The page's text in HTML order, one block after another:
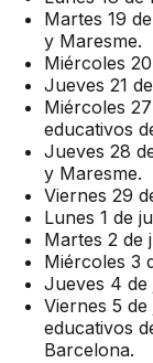
Martes 19
y Maresme.
Miércoles
Jueves 21
Miércoles
educativos
Jueves 28
y Maresme.
Viernes 29
Lunes 1 de
Martes 2 de
Miércoles 3
Jueves 4 de
Viernes 5
educativos
Barcelona.